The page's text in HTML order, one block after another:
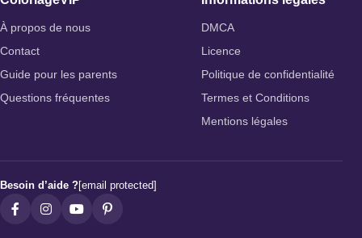
À propos de nous
Contact
Guide pour les parents
Questions fréquentes
DMCA
Licence
Politique de confidentialité
Termes et Conditions
Mentions légales
Besoin d’aide ?[email protected]